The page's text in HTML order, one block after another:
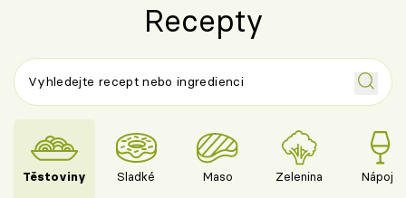
Recepty
Těstoviny Sladké Maso Zelenina Nápoje